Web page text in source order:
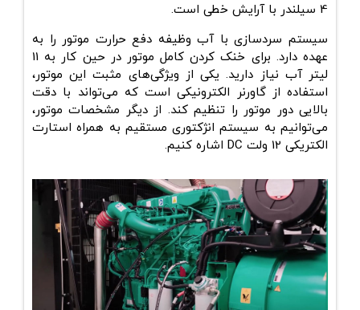
4 سیلندر با آرایش خطی است.
سیستم سردسازی با آب وظیفه دفع حرارت موتور را به
عهده دارد. برای خنک کردن کامل موتور در حین کار به 11
لیتر آب نیاز دارید. یکی از ویژگی‌های مثبت این موتور،
استفاده از گاورنر الکترونیکی است که می‌تواند با دقت
بالایی دور موتور را تنظیم کند. از دیگر مشخصات موتور،
می‌توانیم به سیستم انژکتوری مستقیم به همراه استارت
الکتریکی 12 ولت DC اشاره کنیم.